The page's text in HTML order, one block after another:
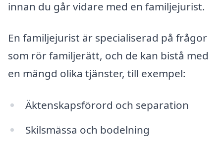
innan du går vidare med en familjejurist.
En familjejurist är specialiserad på frågor
som rör familjerätt, och de kan bistå med
en mängd olika tjänster, till exempel:
Äktenskapsförord och separation
Skilsmässa och bodelning